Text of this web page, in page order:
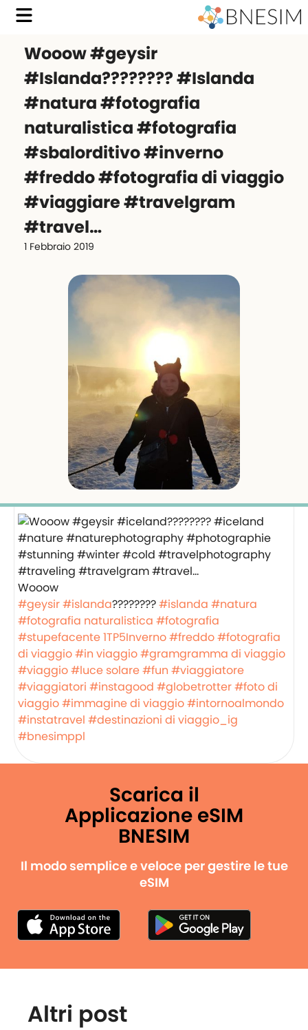
Wooow #geysir
#Islanda???????? #Islanda
#natura #fotografia
naturalistica #fotografia
#sbalorditivo #inverno
#freddo #fotografia di viaggio
#viaggiare #travelgram
#travel…
1 Febbraio 2019
Wooow
#geysir#islanda????????#islanda #natura
#fotografia naturalistica #fotografia
#stupefacente1TP5Inverno#freddo#fotografia
di viaggio#in viaggio#gramgramma di viaggio
#viaggio#luce solare#fun #viaggiatore
#viaggiatori #instagood #globetrotter#foto di
viaggio#immagine di viaggio#intornoalmondo
#instatravel #destinazioni di viaggio_ig
#bnesimppl
Scarica il
Applicazione eSIM
BNESIM
Il modo semplice e veloce per gestire le tue
eSIM
Altri post